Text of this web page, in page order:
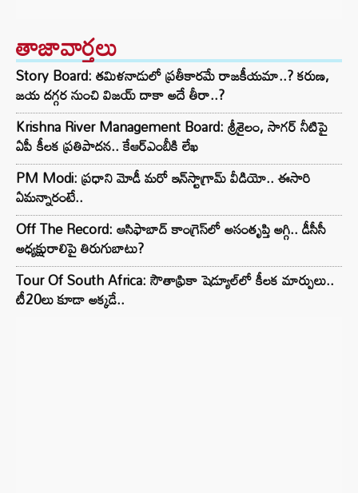
తాజావార్తలు
Story Board: తమిళనాడులో ప్రతీకారమే రాజకీయమా..? కరుణ,
జయ దగ్గర నుంచి విజయ్ దాకా అదే తీరా..?
Krishna River Management Board: శ్రీశైలం, సాగర్ నీటిపై
ఏపీ కీలక ప్రతిపాదన.. కేఆర్ఎంబీకి లేఖ
PM Modi: ప్రధాని మోడీ మరో ఇన్‌స్టాగ్రామ్ వీడియో.. ఈసారి
ఏమన్నారంటే..
Off The Record: ఆసిఫాబాద్ కాంగ్రెస్‌లో అసంతృప్తి అగ్గి.. డీసీసీ
అధ్యక్షురాలిపై తిరుగుబాటు?
Tour Of South Africa: సౌతాఫ్రికా షెడ్యూల్‌లో కీలక మార్పులు..
టీ20లు కూడా అక్కడే..